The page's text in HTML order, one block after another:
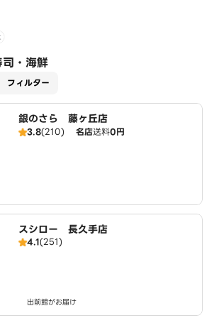
・海鮮
フィルター
銀のさら 藤ヶ丘店
3.8(210) 名店送料0円
スシロー 長久手店
4.1(251)
出前館がお届け